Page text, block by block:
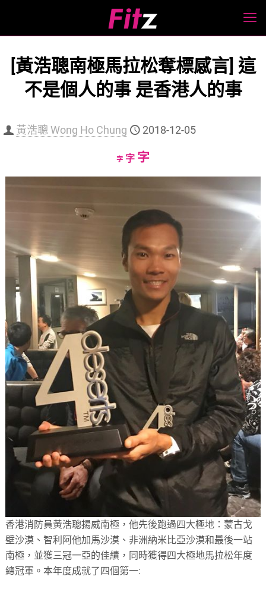
[黃浩聰南極馬拉松奪標感言] 這
不是個人的事 是香港人的事
黃浩聰 Wong Ho Chung 2018-12-05
字Decrease
字Reset
字Increase
香港消防員黃浩聰揚威南極，他先後跑過四大極地：蒙古戈
壁沙漠、智利阿他加馬沙漠、非洲納米比亞沙漠和最後一站
南極，並獲三冠一亞的佳績，同時獲得四大極地馬拉松年度
總冠軍。本年度成就了四個第一: